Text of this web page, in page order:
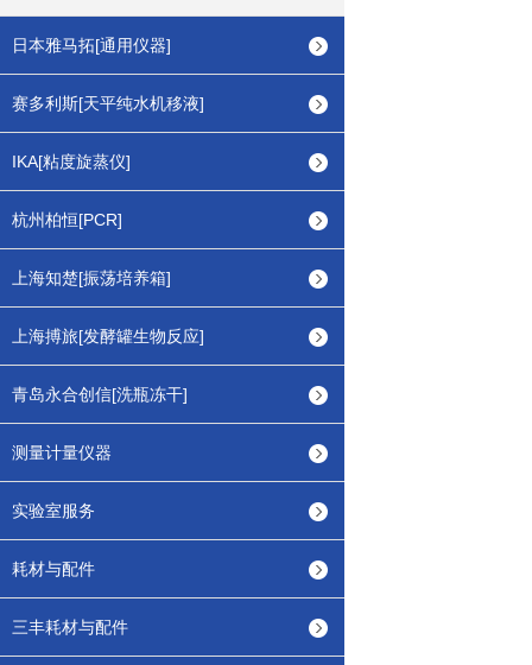
日本雅马拓[通用仪器]
赛多利斯[天平纯水机移液]
IKA[粘度旋蒸仪]
杭州柏恒[PCR]
上海知楚[振荡培养箱]
上海搏旅[发酵罐生物反应]
青岛永合创信[洗瓶冻干]
测量计量仪器
实验室服务
耗材与配件
三丰耗材与配件